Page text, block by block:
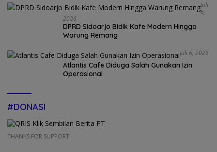
Juli
6,
2026
DPRD Sidoarjo Bidik Kafe Modern Hingga
Warung Remang
Juli 6, 2026
Atlantis Cafe Diduga Salah Gunakan Izin
Operasional
#DONASI
THANKS FOR SUPPORT